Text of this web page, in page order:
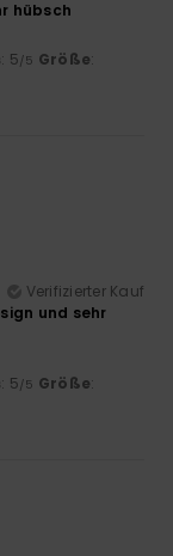
hübsch
: 5/5 Größe:
Verifizierter Kauf
und sehr
: 5/5 Größe: